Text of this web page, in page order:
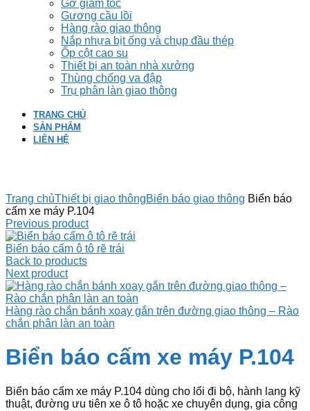
Gờ giảm tốc
Gương cầu lồi
Hàng rào giao thông
Nắp nhựa bịt ống và chụp đầu thép
Ốp cột cao su
Thiết bị an toàn nhà xưởng
Thùng chống va đập
Trụ phân làn giao thông
TRANG CHỦ
SẢN PHẨM
LIÊN HỆ
Trang chủThiết bị giao thôngBiển báo giao thông Biển báo
cấm xe máy P.104
Previous product
Biển báo cấm ô tô rẽ trái
Back to products
Next product
Hàng rào chắn bánh xoay gắn trên đường giao thông – Rào
chắn phân làn an toàn
Biển báo cấm xe máy P.104
Biển báo cấm xe máy P.104 dùng cho lối đi bộ, hành lang kỹ
thuật, đường ưu tiên xe ô tô hoặc xe chuyên dụng, gia công